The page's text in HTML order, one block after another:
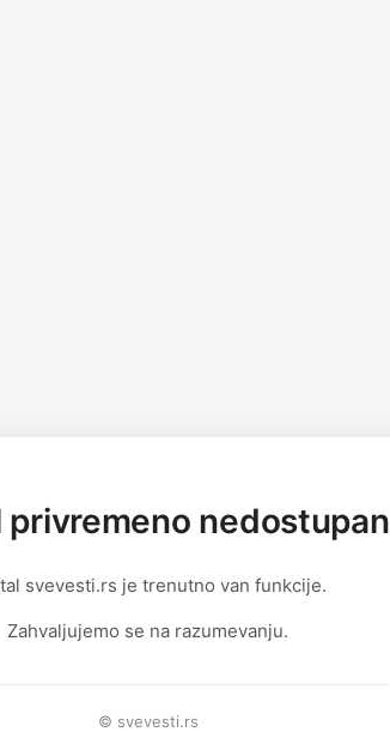
privremeno nedostupan
svevesti.rs je trenutno van funkcije.
Zahvaljujemo se na razumevanju.
© svevesti.rs